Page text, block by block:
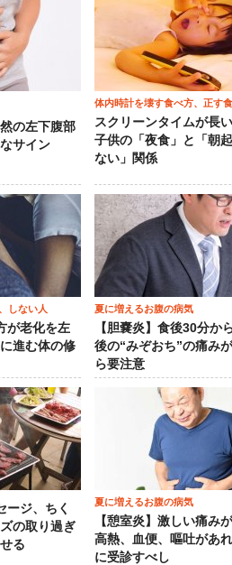
の左下腹部
サイン
体内時計を壊す食べ方、正す
スクリーンタイムが長
子供の「夜食」と「朝
ない」関係
しない人
が老化を左
進む体の修
夏に増えるお腹の病気
【胆嚢炎】食後30分か
後の“みぞおち”の痛み
ら要注意
ージ、ちく
の取り過ぎ
る
夏に増えるお腹の病気
【憩室炎】激しい痛みが
高熱、血便、嘔吐があ
に受診すべし